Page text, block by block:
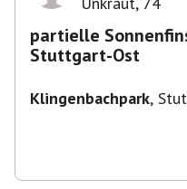
partielle
Stuttgart-Ost
Klingenbachpark,